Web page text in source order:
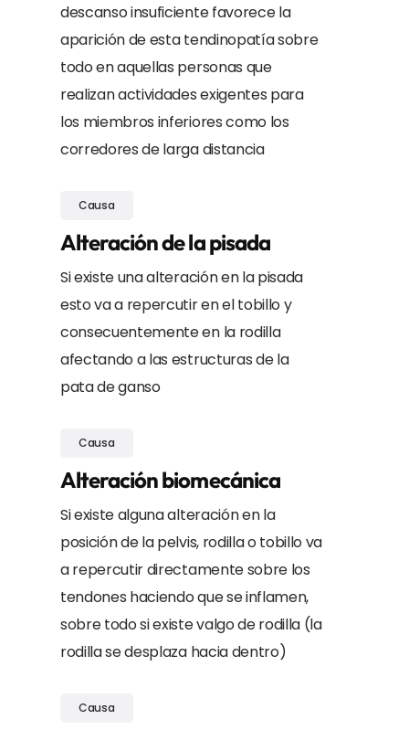
descanso insuficiente favorece la
aparición de esta tendinopatía sobre
todo en aquellas personas que
realizan actividades exigentes para
los miembros inferiores como los
corredores de larga distancia
Causa
Alteración de la pisada
Si existe una alteración en la pisada
esto va a repercutir en el tobillo y
consecuentemente en la rodilla
afectando a las estructuras de la
pata de ganso
Causa
Alteración biomecánica
Si existe alguna alteración en la
posición de la pelvis, rodilla o tobillo va
a repercutir directamente sobre los
tendones haciendo que se inflamen,
sobre todo si existe valgo de rodilla (la
rodilla se desplaza hacia dentro)
Causa